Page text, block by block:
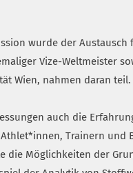
wurde der Austausch
Vize-Weltmeister
Wien, nahmen daran teil.
auch die
Trainern und
die Möglichkeiten der